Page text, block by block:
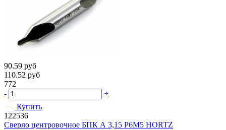
90.59 руб
110.52 руб
772
-
+
Купить
122536
Сверло центровочное БПК А 3,15 Р6М5 HORTZ